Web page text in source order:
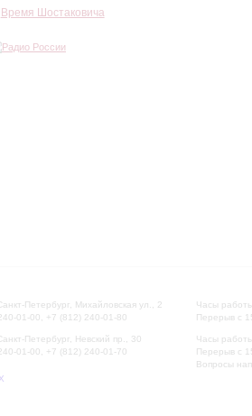
Время Шостаковича
Петербург, Михайловская ул., 2
01-00, +7 (812) 240-01-80
Петербург, Невский пр., 30
01-00, +7 (812) 240-01-70
Часы
Перерыв с
Часы
Перерыв с
Вопросы